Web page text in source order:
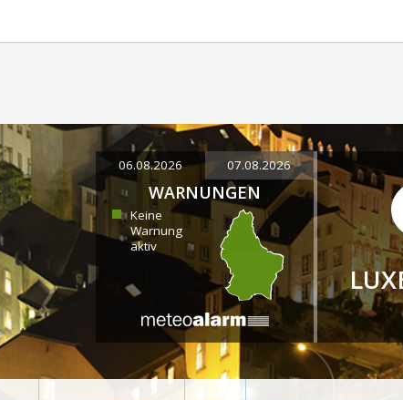
06.08.2026 07.08.2026
WARNUNGEN
Keine
Warnung
aktiv